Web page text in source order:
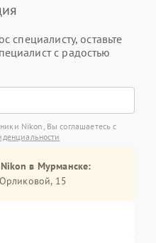
специалисту, оставьте
с радостью
Nikon, Вы соглашаетесь с
в Мурманске:
15